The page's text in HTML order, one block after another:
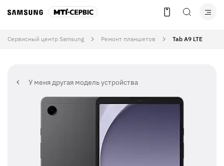
Сервисный центр Samsung Ремонт планшетов Tab A9 LTE
У меня другая модель устройства